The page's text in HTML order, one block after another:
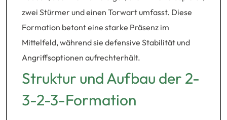
zwei Stürmer und einen Torwart umfasst. Diese
Formation betont eine starke Präsenz im
Mittelfeld, während sie defensive Stabilität und
Angriffsoptionen aufrechterhält.
Struktur und Aufbau der 2-
3-2-3-Formation